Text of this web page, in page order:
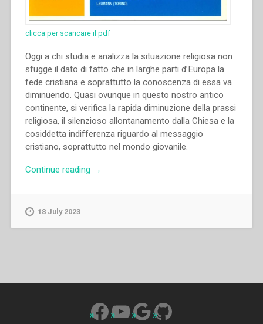
clicca per scaricare il pdf
Oggi a chi studia e analizza la situazione religiosa non
sfugge il dato di fatto che in larghe parti d’Europa la
fede cristiana e soprattutto la conoscenza di essa va
diminuendo. Quasi ovunque in questo nostro antico
continente, si verifica la rapida diminuzione della prassi
religiosa, il silenzioso allontanamento dalla Chiesa e la
cosiddetta indifferenza riguardo al messaggio
cristiano, soprattutto nel mondo giovanile.
Continue reading “Cosimo
vita
17””
→
18 July 2023
Facebook
YouTube
Google
GitHub